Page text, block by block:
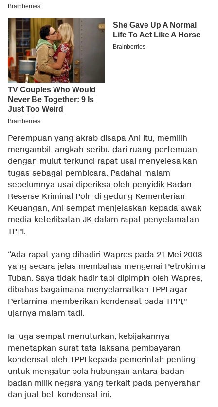
Perempuan yang akrab disapa Ani itu, memilih
mengambil langkah seribu dari ruang pertemuan
dengan mulut terkunci rapat usai menyelesaikan
tugas sebagai pembicara. Padahal malam
sebelumnya usai diperiksa oleh penyidik Badan
Reserse Kriminal Polri di gedung Kementerian
Keuangan, Ani sempat menjelaskan kepada awak
media keterlibatan JK dalam rapat penyelamatan
TPPI.
“Ada rapat yang dihadiri Wapres pada 21 Mei 2008
yang secara jelas membahas mengenai Petrokimia
Tuban. Saya tidak hadir tapi dipimpin oleh Wapres,
dibahas bagaimana menyelamatkan TPPI agar
Pertamina memberikan kondensat pada TPPI,"
ujarnya malam tadi.
Ia juga sempat menuturkan, kebijakannya
menetapkan surat tata laksana pembayaran
kondensat oleh TPPI kepada pemerintah penting
untuk mengatur pola hubungan antara badan-
badan milik negara yang terkait pada penyerahan
dan jual-beli kondensat ini.